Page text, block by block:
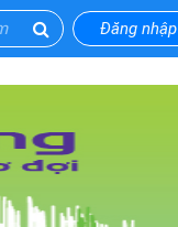
Đăng nhập